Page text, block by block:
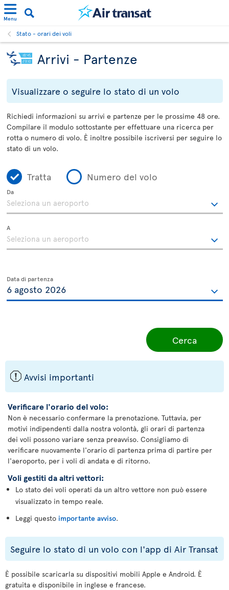
Menu
Stato - orari dei voli
Arrivi - Partenze
Visualizzare o seguire lo stato di un volo
Richiedi informazioni su arrivi e partenze per le prossime 48 ore.
Compilare il modulo sottostante per effettuare una ricerca per
rotta o numero di volo. È inoltre possibile iscriversi per seguire lo
stato di un volo.
Tratta Numero del volo
Da
A
Data di partenza
Cerca
ü Avvisi importanti
Verificare l'orario del volo:
Non è necessario confermare la prenotazione. Tuttavia, per
motivi indipendenti dalla nostra volontà, gli orari di partenza
dei voli possono variare senza preavviso. Consigliamo di
verificare nuovamente l'orario di partenza prima di partire per
l'aeroporto, per i voli di andata e di ritorno.
Voli gestiti da altri vettori:
Lo stato dei voli operati da un altro vettore non può essere
visualizzato in tempo reale.
Leggi questo importante avviso.
Seguire lo stato di un volo con l'app di Air Transat
È possibile scaricarla su dispositivi mobili Apple e Android. È
gratuita e disponibile in inglese e francese.